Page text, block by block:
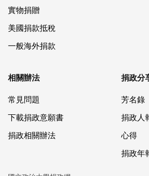
實物捐贈
美國捐款抵稅
一般海外捐款
相關辦法
常見問題
下載捐政意願書
捐政相關辦法
捐政分
芳名錄
捐政人
心得
捐政年